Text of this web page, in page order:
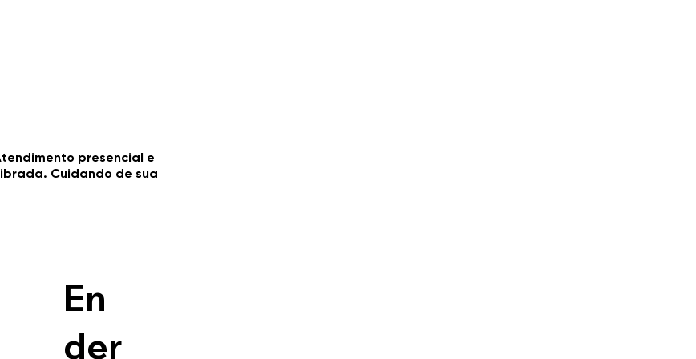
presencial e
Cuidando de sua
En
der